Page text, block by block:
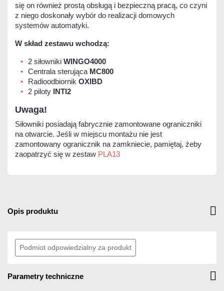
się on również prostą obsługą i bezpieczną pracą, co czyni
z niego doskonały wybór do realizacji domowych
systemów automatyki.
W skład zestawu wchodzą:
2 siłowniki WINGO4000
Centrala sterująca MC800
Radioodbiornik OXIBD
2 piloty INTI2
Uwaga!
Siłowniki posiadają fabrycznie zamontowane ograniczniki
na otwarcie. Jeśli w miejscu montażu nie jest
zamontowany ogranicznik na zamkniecie, pamiętaj, żeby
zaopatrzyć się w zestaw PLA13
opis produktu
Podmiot odpowiedzialny za produkt
parametry techniczne